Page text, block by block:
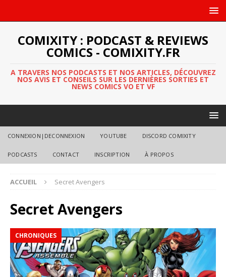
COMIXITY : PODCAST & REVIEWS
COMICS - COMIXITY.FR
A TRAVERS NOS PODCASTS ET NOS ARTICLES, DÉCOUVREZ
NOS AVIS ET CONSEILS SUR LES DERNIÈRES SORTIES ET
NEWS COMICS VO ET VF
CONNEXION|DECONNEXION YOUTUBE DISCORD COMIXITY
PODCASTS CONTACT INSCRIPTION À PROPOS
ACCUEIL Secret Avengers
Secret Avengers
CHRONIQUES